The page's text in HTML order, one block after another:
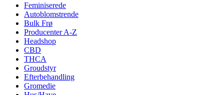
Feminiserede
Autoblomstrende
Bulk Frø
Producenter A-Z
Headshop
CBD
THCA
Groudstyr
Efterbehandling
Gromedie